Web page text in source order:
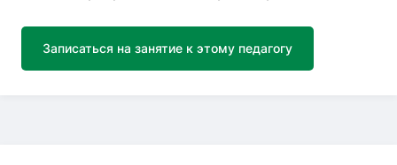
Записаться на занятие к этому педагогу